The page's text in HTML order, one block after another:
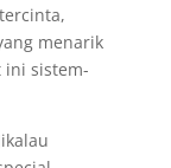
menarik
ini sistem-